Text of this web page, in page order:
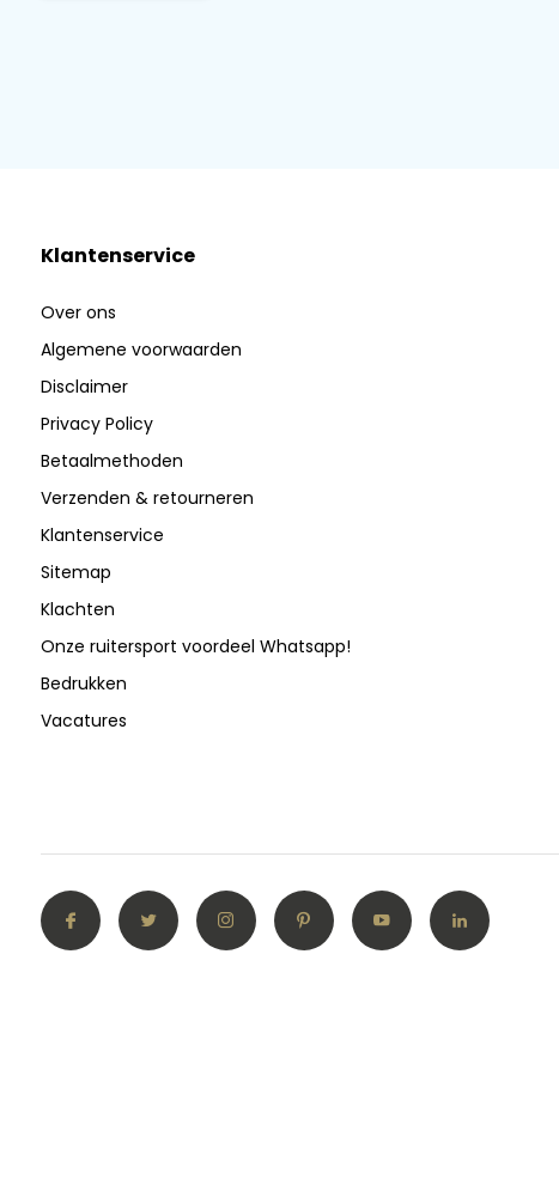
Klantenservice
Over ons
Algemene voorwaarden
Disclaimer
Privacy Policy
Betaalmethoden
Verzenden & retourneren
Klantenservice
Sitemap
Klachten
Onze ruitersport voordeel Whatsapp!
Bedrukken
Vacatures